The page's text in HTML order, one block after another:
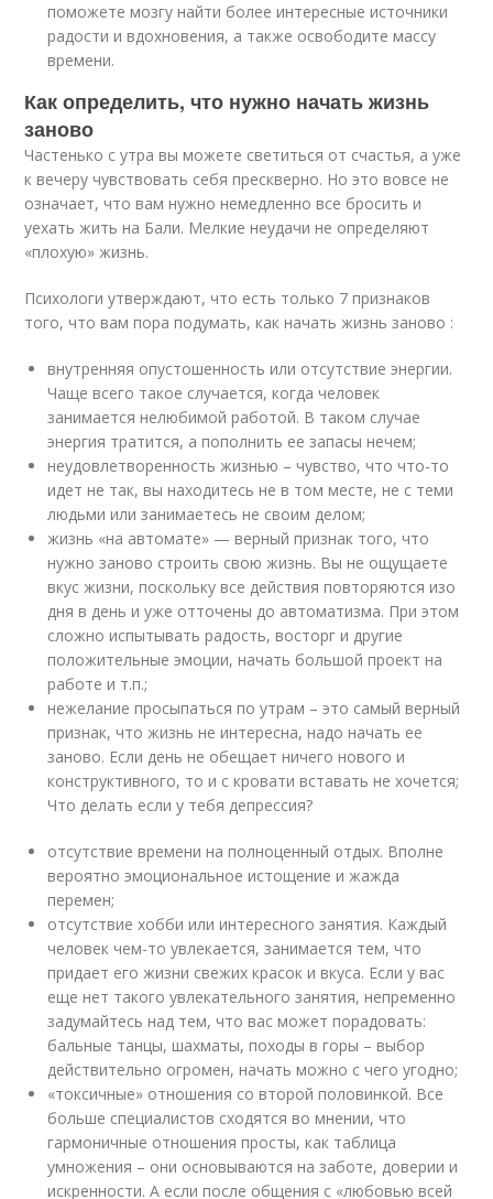
поможете мозгу найти более интересные источники
радости и вдохновения, а также освободите массу
времени.
Как определить, что нужно начать жизнь
заново
Частенько с утра вы можете светиться от счастья, а уже
к вечеру чувствовать себя прескверно. Но это вовсе не
означает, что вам нужно немедленно все бросить и
уехать жить на Бали. Мелкие неудачи не определяют
«плохую» жизнь.
Психологи утверждают, что есть только 7 признаков
того, что вам пора подумать, как начать жизнь заново :
внутренняя опустошенность или отсутствие энергии.
Чаще всего такое случается, когда человек
занимается нелюбимой работой. В таком случае
энергия тратится, а пополнить ее запасы нечем;
неудовлетворенность жизнью – чувство, что что-то
идет не так, вы находитесь не в том месте, не с теми
людьми или занимаетесь не своим делом;
жизнь «на автомате» — верный признак того, что
нужно заново строить свою жизнь. Вы не ощущаете
вкус жизни, поскольку все действия повторяются изо
дня в день и уже отточены до автоматизма. При этом
сложно испытывать радость, восторг и другие
положительные эмоции, начать большой проект на
работе и т.п.;
нежелание просыпаться по утрам – это самый верный
признак, что жизнь не интересна, надо начать ее
заново. Если день не обещает ничего нового и
конструктивного, то и с кровати вставать не хочется;
Что делать если у тебя депрессия?
отсутствие времени на полноценный отдых. Вполне
вероятно эмоциональное истощение и жажда
перемен;
отсутствие хобби или интересного занятия. Каждый
человек чем-то увлекается, занимается тем, что
придает его жизни свежих красок и вкуса. Если у вас
еще нет такого увлекательного занятия, непременно
задумайтесь над тем, что вас может порадовать:
бальные танцы, шахматы, походы в горы – выбор
действительно огромен, начать можно с чего угодно;
«токсичные» отношения со второй половинкой. Все
больше специалистов сходятся во мнении, что
гармоничные отношения просты, как таблица
умножения – они основываются на заботе, доверии и
искренности. А если после общения с «любовью всей